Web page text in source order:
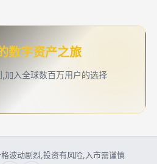
数字资产之旅
,加入全球数百万用户的选择
波动剧烈,投资有风险,入市需谨慎